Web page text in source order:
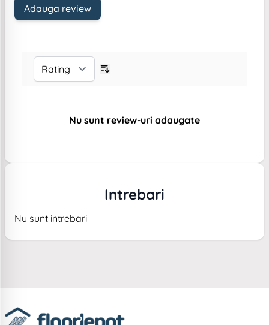
Adauga review
Nu sunt review-uri adaugate
Intrebari
Nu sunt intrebari